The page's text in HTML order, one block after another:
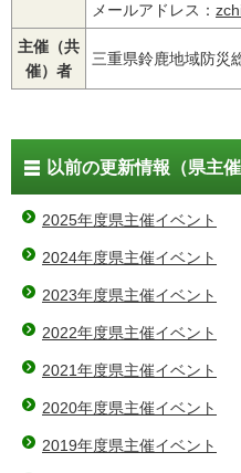
メールアドレス：
主催（共
催）者
三重県鈴鹿地域防災
以前の更新情報（県主催
2025年度県主催イベント
2024年度県主催イベント
2023年度県主催イベント
2022年度県主催イベント
2021年度県主催イベント
2020年度県主催イベント
2019年度県主催イベント